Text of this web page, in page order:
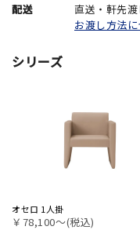
配送
直送・軒先
お渡し方法
シリーズ
オセロ 1人掛
￥78,100〜(税込)